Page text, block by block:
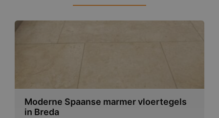
Moderne Spaanse marmer vloertegels
in Breda